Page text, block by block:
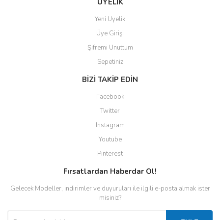
ÜYELİK
Yeni Üyelik
Üye Girişi
Şifremi Unuttum
Sepetiniz
BİZİ TAKİP EDİN
Facebook
Twitter
Instagram
Youtube
Pinterest
Fırsatlardan Haberdar Ol!
Gelecek Modeller, indirimler ve duyuruları ile ilgili e-posta almak ister
misiniz?